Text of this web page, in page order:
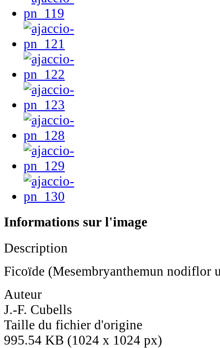
Informations sur l'image
Description
Ficoïde (Mesembryanthemun nodiflor
Auteur
J.-F. Cubells
Taille du fichier d'origine
995.54 KB (1024 x 1024 px)